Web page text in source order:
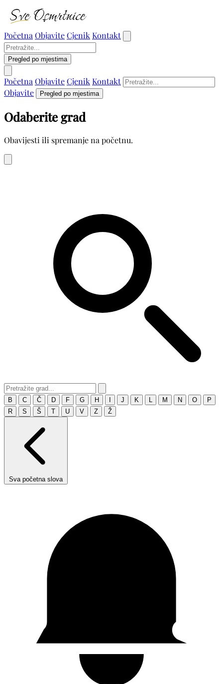
Početna ObjaviteCjenik Kontakt
Pregled po mjestima
Početna ObjaviteCjenik Kontakt
Objavite
Pregled po mjestima
Odaberite grad
Obavijesti ili spremanje na početnu.
B C Č D F G H J K M N O
P
R
S Š T U V Z Ž
Sva početna slova